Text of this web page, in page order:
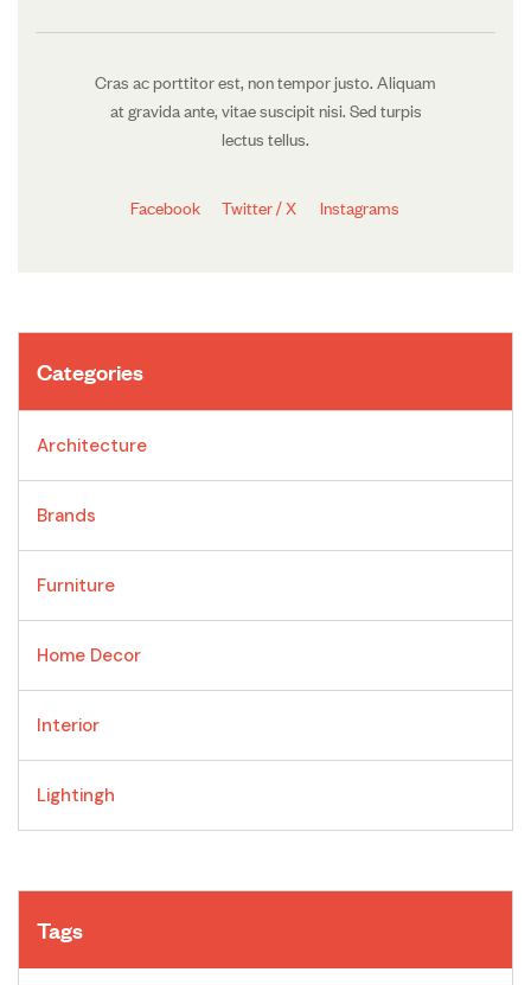
Cras ac porttitor est, non tempor justo. Aliquam
at gravida ante, vitae suscipit nisi. Sed turpis
lectus tellus.
Facebook Twitter / X Instagrams
Categories
Architecture
Brands
Furniture
Home Decor
Interior
Lightingh
Tags